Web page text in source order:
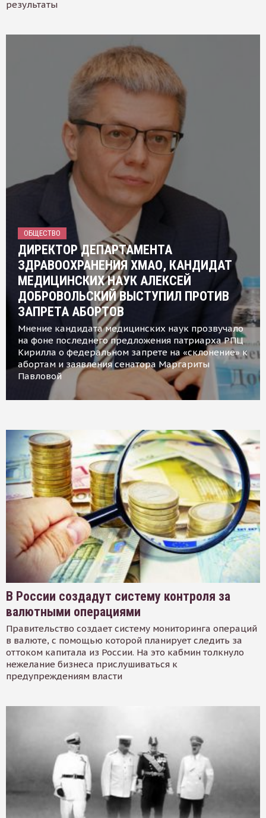
результаты
ОБЩЕСТВО
ДИРЕКТОР ДЕПАРТАМЕНТА
ЗДРАВООХРАНЕНИЯ ХМАО, КАНДИДАТ
МЕДИЦИНСКИХ НАУК АЛЕКСЕЙ
ДОБРОВОЛЬСКИЙ ВЫСТУПИЛ ПРОТИВ
ЗАПРЕТА АБОРТОВ
Мнение кандидата медицинских наук прозвучало
на фоне последнего предложения патриарха РПЦ
Кирилла о федеральном запрете на «склонение» к
абортам и заявления сенатора Маргариты
Павловой
В России создадут систему контроля за
валютными операциями
Правительство создает систему мониторинга операций
в валюте, с помощью которой планирует следить за
оттоком капитала из России. На это кабмин толкнуло
нежелание бизнеса прислушиваться к
предупреждениям власти